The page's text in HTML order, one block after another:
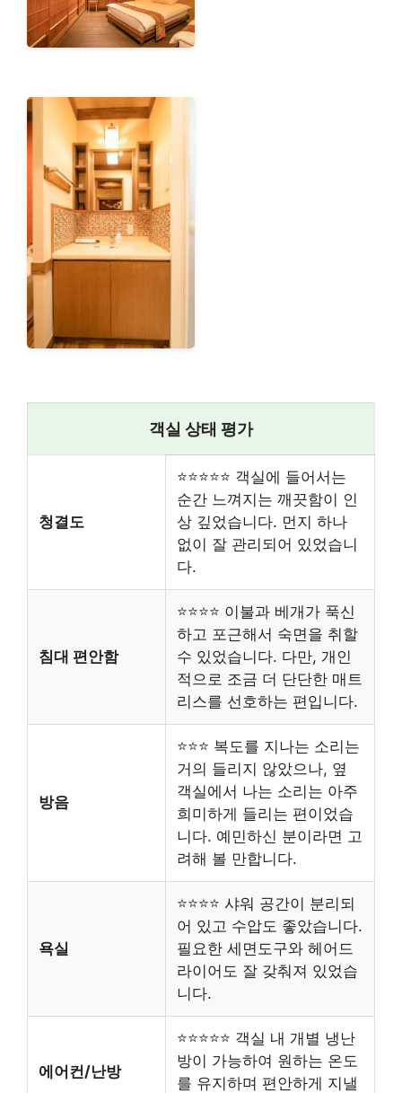
객실 상태 평가
청결도
⭐⭐⭐⭐⭐ 객실에 들어서는
순간 느껴지는 깨끗함이 인
상 깊었습니다. 먼지 하나
없이 잘 관리되어 있었습니
다.
침대 편안함
⭐⭐⭐⭐ 이불과 베개가 푹신
하고 포근해서 숙면을 취할
수 있었습니다. 다만, 개인
적으로 조금 더 단단한 매트
리스를 선호하는 편입니다.
방음
⭐⭐⭐ 복도를 지나는 소리는
거의 들리지 않았으나, 옆
객실에서 나는 소리는 아주
희미하게 들리는 편이었습
니다. 예민하신 분이라면 고
려해 볼 만합니다.
욕실
⭐⭐⭐⭐ 샤워 공간이 분리되
어 있고 수압도 좋았습니다.
필요한 세면도구와 헤어드
라이어도 잘 갖춰져 있었습
니다.
에어컨/난방
⭐⭐⭐⭐⭐ 객실 내 개별 냉난
방이 가능하여 원하는 온도
를 유지하며 편안하게 지낼